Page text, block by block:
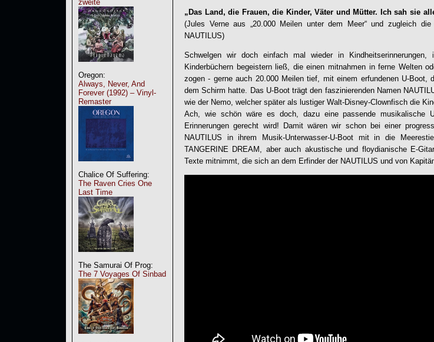
zweite
Oregon:
Always, Never, And
Forever (1992) – Vinyl-
Remaster
Chalice Of Suffering:
The Raven Cries One
Last Time
The Samurai Of Prog:
The 7 Voyages Of Sinbad
„Das Land, die Frauen, die Kinder, Väter und Mütter. Ich sah sie
(Jules Verne aus „20.000 Meilen unter dem Meer“ und zugleich die
NAUTILUS)
Schwelgen wir doch einfach mal wieder in
Kinderbüchern begeistern ließ, die einen mitnahmen in ferne Welten
zogen - gerne auch 20.000 Meilen tief, mit einem erfundenen U-
dem Schirm hatte. Das U-Boot trägt den faszinierenden Namen
wie der Nemo, welcher später als lustiger Walt-Disney-Clownfisch die
Ach, wie schön wäre es doch, dazu eine passende musikalische
Erinnerungen gerecht wird! Damit wären wir schon bei einer
NAUTILUS in ihrem Musik-Unterwasser-U-Boot mit in die
TANGERINE DREAM, aber auch akustische und floydianische E-
Texte mitnimmt, die sich an dem Erfinder der NAUTILUS und von